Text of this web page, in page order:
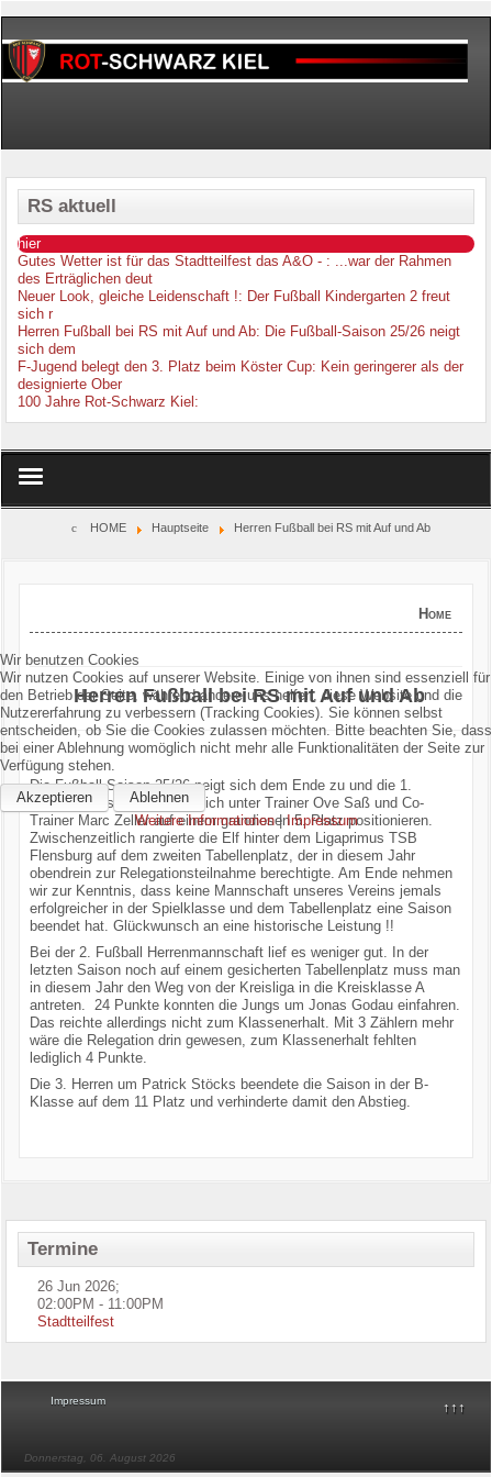
RS aktuell
hier
Gutes Wetter ist für das Stadtteilfest das A&O - : ...war der Rahmen
des Erträglichen deut
Neuer Look, gleiche Leidenschaft !: Der Fußball Kindergarten 2 freut
sich r
Herren Fußball bei RS mit Auf und Ab: Die Fußball-Saison 25/26 neigt
sich dem
F-Jugend belegt den 3. Platz beim Köster Cup: Kein geringerer als der
designierte Ober
100 Jahre Rot-Schwarz Kiel :
Home
Kinderschutz
Sparten
Events
Gastronomie
Aktuell
HOME Hauptseite Herren Fußball bei RS mit Auf und Ab
Home
Herren Fußball bei RS mit Auf und Ab
Die Fußball-Saison 25/26 neigt sich dem Ende zu und die 1.
Herrenmannschaft konnte sich unter Trainer Ove Saß und Co-
Trainer Marc Zeller auf einem grandiosen 5. Platz positionieren.
Zwischenzeitlich rangierte die Elf hinter dem Ligaprimus TSB
Flensburg auf dem zweiten Tabellenplatz, der in diesem Jahr
obendrein zur Relegationsteilnahme berechtigte. Am Ende nehmen
wir zur Kenntnis, dass keine Mannschaft unseres Vereins jemals
erfolgreicher in der Spielklasse und dem Tabellenplatz eine Saison
beendet hat. Glückwunsch an eine historische Leistung !!
Bei der 2. Fußball Herrenmannschaft lief es weniger gut. In der
letzten Saison noch auf einem gesicherten Tabellenplatz muss man
in diesem Jahr den Weg von der Kreisliga in die Kreisklasse A
antreten. 24 Punkte konnten die Jungs um Jonas Godau einfahren.
Das reichte allerdings nicht zum Klassenerhalt. Mit 3 Zählern mehr
wäre die Relegation drin gewesen, zum Klassenerhalt fehlten
lediglich 4 Punkte.
Die 3. Herren um Patrick Stöcks beendete die Saison in der B-
Klasse auf dem 11 Platz und verhinderte damit den Abstieg.
Termine
26 Jun 2026;
02:00PM - 11:00PM
Stadtteilfest
↑↑↑
Impressum
Donnerstag, 06. August 2026
Wir benutzen Cookies
Wir nutzen Cookies auf unserer Website. Einige von ihnen sind essenziell für
den Betrieb der Seite, während andere uns helfen, diese Website und die
Nutzererfahrung zu verbessern (Tracking Cookies). Sie können selbst
entscheiden, ob Sie die Cookies zulassen möchten. Bitte beachten Sie, dass
bei einer Ablehnung womöglich nicht mehr alle Funktionalitäten der Seite zur
Verfügung stehen.
Akzeptieren
Ablehnen
Weitere Informationen|Impressum